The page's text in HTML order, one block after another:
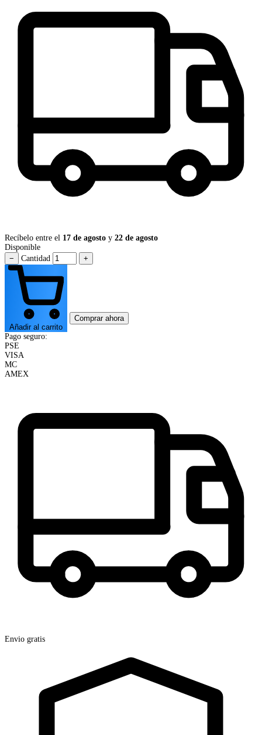
Recíbelo entre el 17 de agosto y 22 de agosto
Disponible
−
Cantidad +
Añadir al carrito
Comprar ahora
Pago seguro:
PSE
VISA
MC
AMEX
Envio gratis